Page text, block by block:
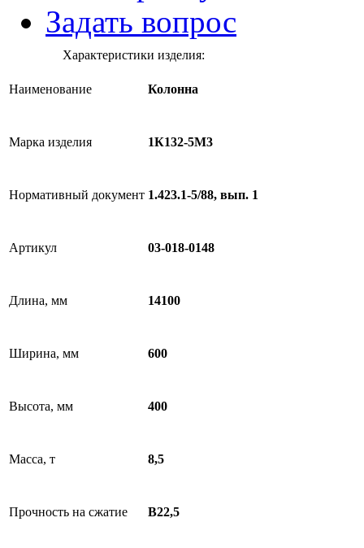
Задать вопрос
Характеристики изделия:
Наименование Колонна
Марка изделия 1К132-5М3
Нормативный документ 1.423.1-5/88, вып. 1
Артикул 03-018-0148
Длина, мм 14100
Ширина, мм 600
Высота, мм 400
Масса, т 8,5
Прочность на сжатие В22,5